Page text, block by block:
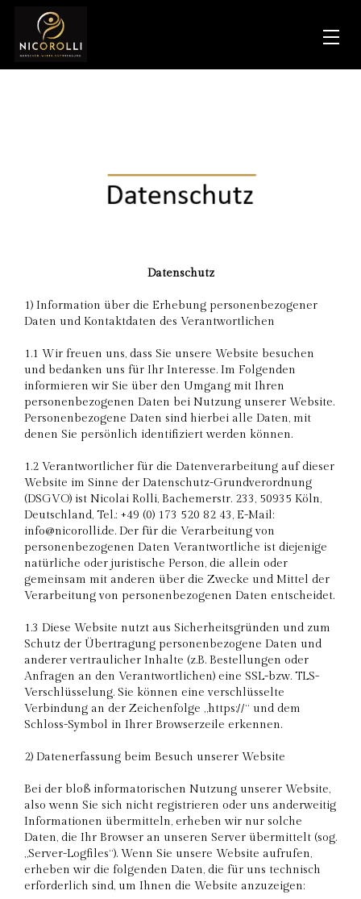
Datenschutz
1) Information über die Erhebung personenbezogener
Daten und Kontaktdaten des Verantwortlichen
1.1 Wir freuen uns, dass Sie unsere Website besuchen
und bedanken uns für Ihr Interesse. Im Folgenden
informieren wir Sie über den Umgang mit Ihren
personenbezogenen Daten bei Nutzung unserer Website.
Personenbezogene Daten sind hierbei alle Daten, mit
denen Sie persönlich identifiziert werden können.
1.2 Verantwortlicher für die Datenverarbeitung auf dieser
Website im Sinne der Datenschutz-Grundverordnung
(DSGVO) ist Nicolai Rolli, Bachemerstr. 233, 50935 Köln,
Deutschland, Tel.: +49 (0) 173 520 82 43, E-Mail:
info@nicorolli.de. Der für die Verarbeitung von
personenbezogenen Daten Verantwortliche ist diejenige
natürliche oder juristische Person, die allein oder
gemeinsam mit anderen über die Zwecke und Mittel der
Verarbeitung von personenbezogenen Daten entscheidet.
1.3 Diese Website nutzt aus Sicherheitsgründen und zum
Schutz der Übertragung personenbezogene Daten und
anderer vertraulicher Inhalte (z.B. Bestellungen oder
Anfragen an den Verantwortlichen) eine SSL-bzw. TLS-
Verschlüsselung. Sie können eine verschlüsselte
Verbindung an der Zeichenfolge „https://“ und dem
Schloss-Symbol in Ihrer Browserzeile erkennen.
2) Datenerfassung beim Besuch unserer Website
Bei der bloß informatorischen Nutzung unserer Website,
also wenn Sie sich nicht registrieren oder uns anderweitig
Informationen übermitteln, erheben wir nur solche
Daten, die Ihr Browser an unseren Server übermittelt (sog.
„Server-Logfiles“). Wenn Sie unsere Website aufrufen,
erheben wir die folgenden Daten, die für uns technisch
erforderlich sind, um Ihnen die Website anzuzeigen: